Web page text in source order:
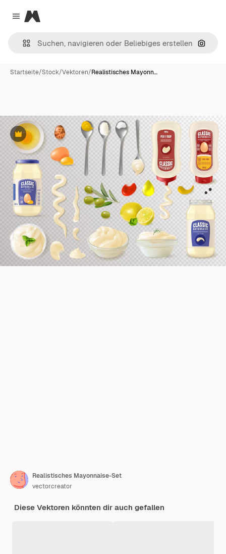
Close menu
Magnific
Nach
Startseite/Stock/Vektoren/Realistisches Mayonn…
Premium
Realistisches Mayonnaise-Set
vectorcreator
Diese Vektoren könnten dir auch gefallen